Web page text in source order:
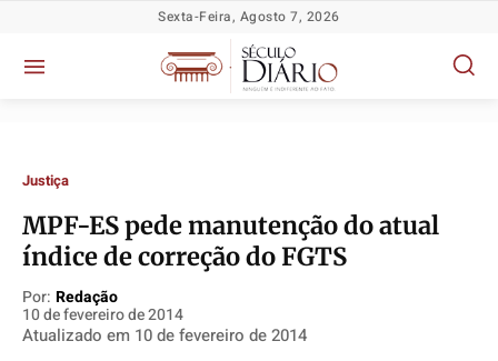
Política
TV Século
Política
TV Século
Política
TV Século
Política
TV Século
Sexta-Feira, Agosto 7, 2026
Justiça
MPF-ES pede manutenção do atual
índice de correção do FGTS
Por: Redação
10 de fevereiro de 2014
Atualizado em 10 de fevereiro de 2014